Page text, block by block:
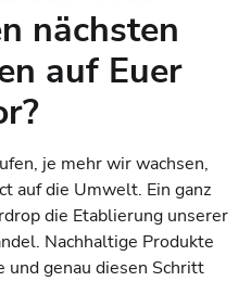
nächsten
auf Euer
je mehr wir wachsen,
auf die Umwelt. Ein ganz
die Etablierung unserer
Nachhaltige Produkte
und genau diesen Schritt